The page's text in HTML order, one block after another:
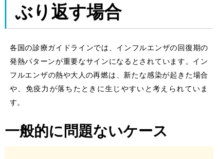
ぶり返す場合
各国の診療ガイドラインでは、 インフルエンザの回復期の
発熱パターンが重要なサインになるとされています。 イン
フルエンザの熱や大人の再燃は、新たな感染が起きた場合
や、免疫力が落ちたときに生じやすいと考えられていま
す。
一般的に問題ないケース